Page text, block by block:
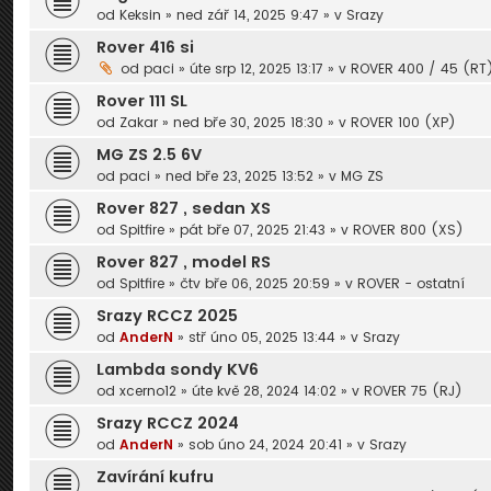
od Keksin » ned zář 14, 2025 9:47 » v Srazy
Rover 416 si
od paci » úte srp 12, 2025 13:17 » v ROVER 400 / 45
Rover 111 SL
od Zakar » ned bře 30, 2025 18:30 » v ROVER 100 (XP)
MG ZS 2.5 6V
od paci » ned bře 23, 2025 13:52 » v MG ZS
Rover 827 , sedan XS
od Spitfire » pát bře 07, 2025 21:43 » v ROVER 800 (XS)
Rover 827 , model RS
od Spitfire » čtv bře 06, 2025 20:59 » v ROVER - ostatní
Srazy RCCZ 2025
od AnderN » stř úno 05, 2025 13:44 » v Srazy
Lambda sondy KV6
od xcerno12 » úte kvě 28, 2024 14:02 » v ROVER 75 (RJ)
Srazy RCCZ 2024
od AnderN » sob úno 24, 2024 20:41 » v Srazy
Zavírání kufru